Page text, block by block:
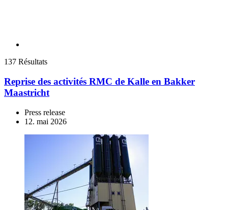
137 Résultats
Reprise des activités RMC de Kalle en Bakker
Maastricht
Press release
12. mai 2026